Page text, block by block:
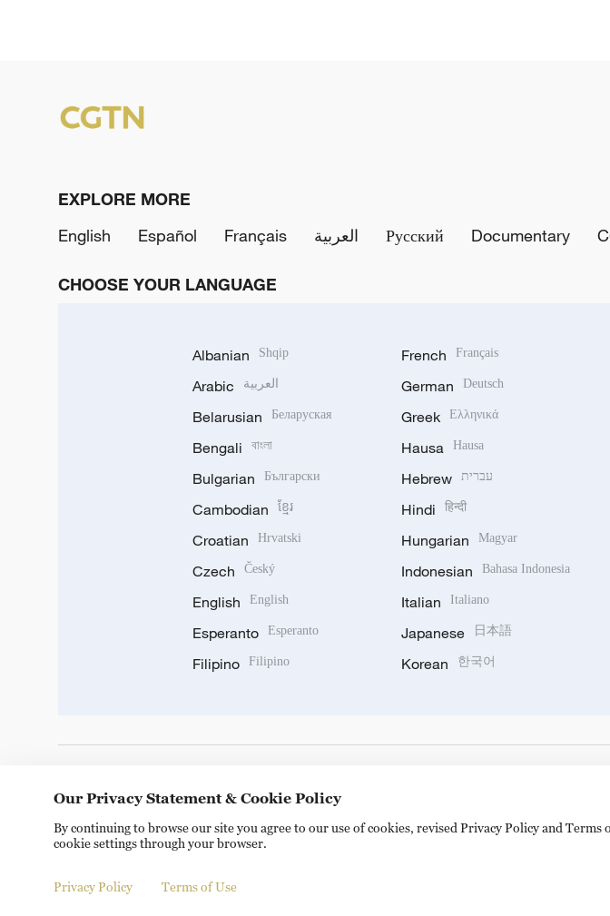
EXPLORE MORE
English
Español Français العربية Русский Documentary
CHOOSE YOUR LANGUAGE
Albanian Shqip
Arabic العربية
Belarusian Беларуская
Bengali বাংলা
Bulgarian Български
Cambodian ខ្មែរ
Croatian Hrvatski
Czech Český
English English
Esperanto Esperanto
Filipino Filipino
French Français
German Deutsch
Greek Ελληνικά
Hausa Hausa
Hebrew עברית
Hindi हिन्दी
Hungarian Magyar
Indonesian Bahasa Indonesia
Italian Italiano
Japanese 日本語
Korean 한국어
Copyright © 2024 CGTN. 京ICP备20000184号
Our Privacy Statement & Cookie Policy
By continuing to browse our site you agree to our use of cookies, revised Privacy Policy and Terms
cookie settings through your browser.
Privacy Policy Terms of Use